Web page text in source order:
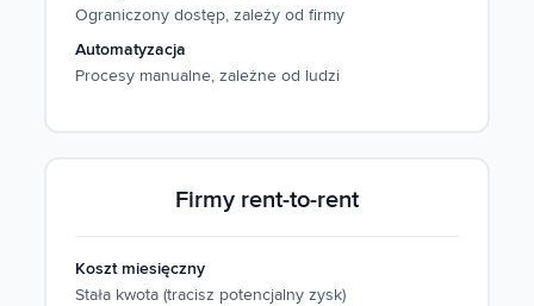
Ograniczony dostęp, zależy od firmy
Automatyzacja
Procesy manualne, zależne od ludzi
Firmy rent-to-rent
Koszt miesięczny
Stała kwota (tracisz potencjalny zysk)